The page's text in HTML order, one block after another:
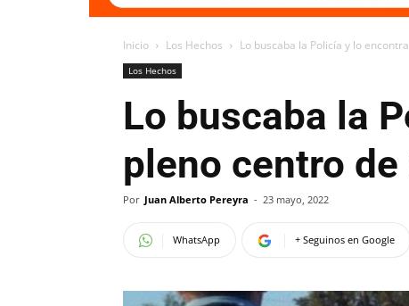
Inicio Los Hechos Lo buscaba la Policía y lo
Los Hechos
Lo buscaba la
pleno centro de
Por Juan Alberto Pereyra - 23 mayo, 2022
WhatsApp + Seguinos en Google